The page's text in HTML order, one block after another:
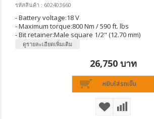
รหัสสินค้า : 602403660
- Battery voltage:18 V
- Maximum torque:800 Nm / 590 ft. lbs
- Bit retainer:Male square 1/2" (12.70 mm)
ดูรายละเอียดเพิ่มเติม
26,750 บาท
หยิบใส่รถเข็น